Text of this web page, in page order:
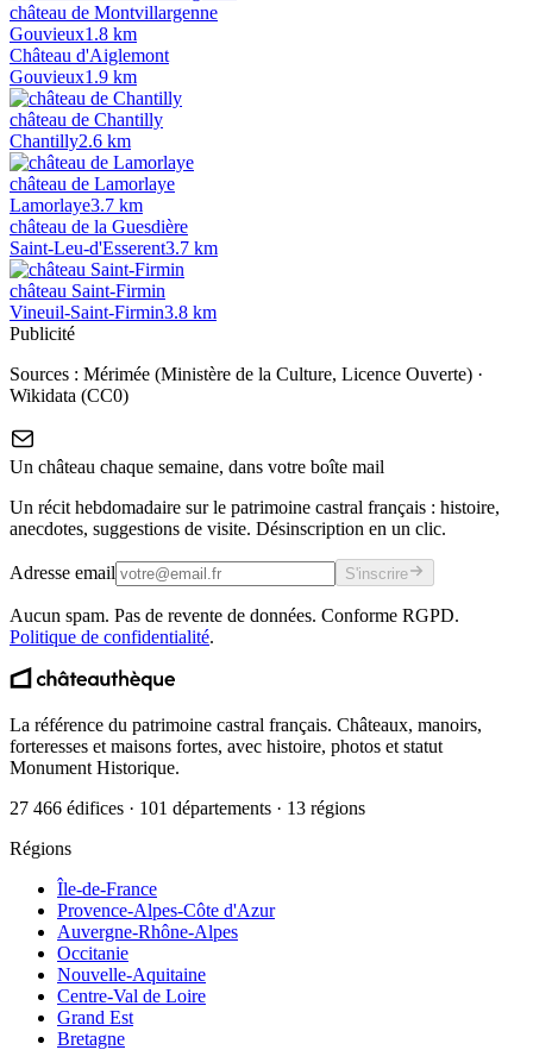
château de Montvillargenne
Gouvieux1.8 km
Château d'Aiglemont
Gouvieux1.9 km
château de Chantilly
Chantilly2.6 km
château de Lamorlaye
Lamorlaye3.7 km
château de la Guesdière
Saint-Leu-d'Esserent3.7 km
château Saint-Firmin
Vineuil-Saint-Firmin3.8 km
Publicité
Sources : Mérimée (Ministère de la Culture, Licence Ouverte) ·
Wikidata (CC0)
Un château chaque semaine, dans votre boîte mail
Un récit hebdomadaire sur le patrimoine castral français : histoire,
anecdotes, suggestions de visite. Désinscription en un clic.
Adresse email S'inscrire
Aucun spam. Pas de revente de données. Conforme RGPD.
Politique de confidentialité.
La référence du patrimoine castral français. Châteaux, manoirs,
forteresses et maisons fortes, avec histoire, photos et statut
Monument Historique.
27 466 édifices · 101 départements · 13 régions
Régions
Île-de-France
Provence-Alpes-Côte d'Azur
Auvergne-Rhône-Alpes
Occitanie
Nouvelle-Aquitaine
Centre-Val de Loire
Grand Est
Bretagne